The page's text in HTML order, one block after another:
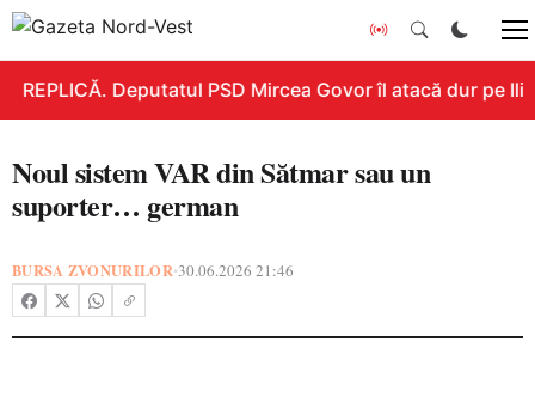
REPLICĂ. Deputatul PSD Mircea Govor îl atacă dur pe
Noul sistem VAR din Sătmar sau un
suporter… german
BURSA ZVONURILOR•30.06.2026 21:46